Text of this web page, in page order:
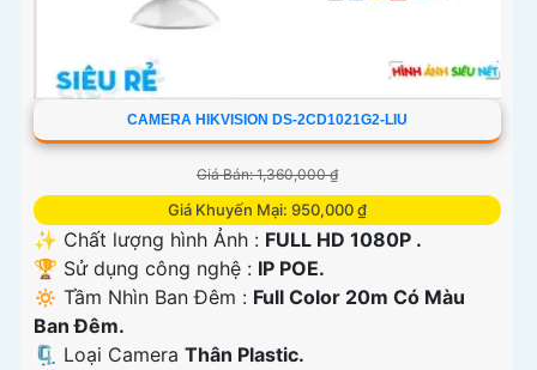
CAMERA HIKVISION DS-2CD1021G2-LIU
Giá Bán: 1,360,000 ₫
Giá Khuyến Mại: 950,000 ₫
✨ Chất lượng hình Ảnh : FULL HD 1080P .
🏆 Sử dụng công nghệ : IP POE.
🔅 Tầm Nhìn Ban Đêm : Full Color 20m Có Màu
Ban Ðêm.
🗜️ Loại Camera Thân Plastic.